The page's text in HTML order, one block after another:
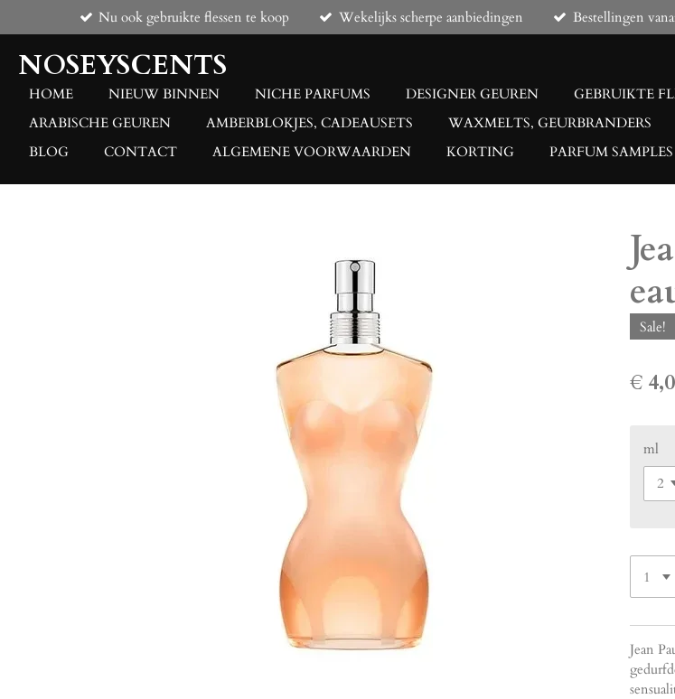
direct
naar
de
hoofdinhoud
Nu ook gebruikte flessen te koop Wekelijks scherpe aanbiedingen Bestellingen
NOSEYSCENTS
HOME NIEUW BINNEN NICHE PARFUMS DESIGNER GEUREN GEBRUIKTE
ARABISCHE GEUREN
AMBERBLOKJES, CADEAUSETS WAXMELTS, GEURBRANDERS
BLOG
CONTACT ALGEMENE VOORWAARDEN KORTING PARFUM
Sale!
€
ml
Jean